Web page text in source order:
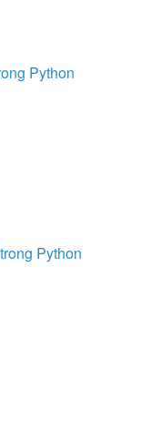
Python
Python